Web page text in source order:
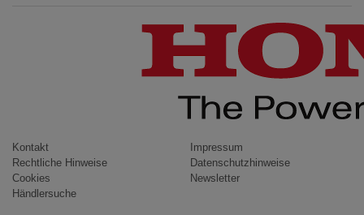
CIVIC / CIVIC LIMOUSINE
INSIGHT
ACCORD
Kontakt
Impressum
Rechtliche Hinweise
Datenschutzhinweise
Cookies
Newsletter
Händlersuche